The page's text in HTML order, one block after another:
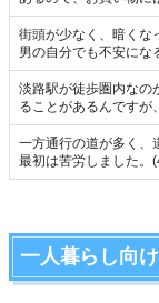
街頭が少なく、暗くな
男の自分でも不安にな
淡路駅が徒歩圏内なの
ることがあるんです
一方通行の道が多く、
最初は苦労しました。
一人暮らし向